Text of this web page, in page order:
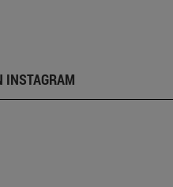
INSTAGRAM